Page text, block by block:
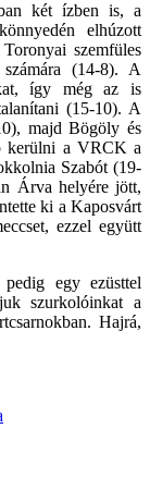
két ízben is, a
elhúzott
szemfüles
(14-8). A
így még az is
(15-10). A
majd Bögöly és
kerülni a VRCK a
Szabót (19-
Árva helyére jött,
ki a Kaposvárt
ezzel együtt
egy ezüsttel
szurkolóinkat a
Hajrá,